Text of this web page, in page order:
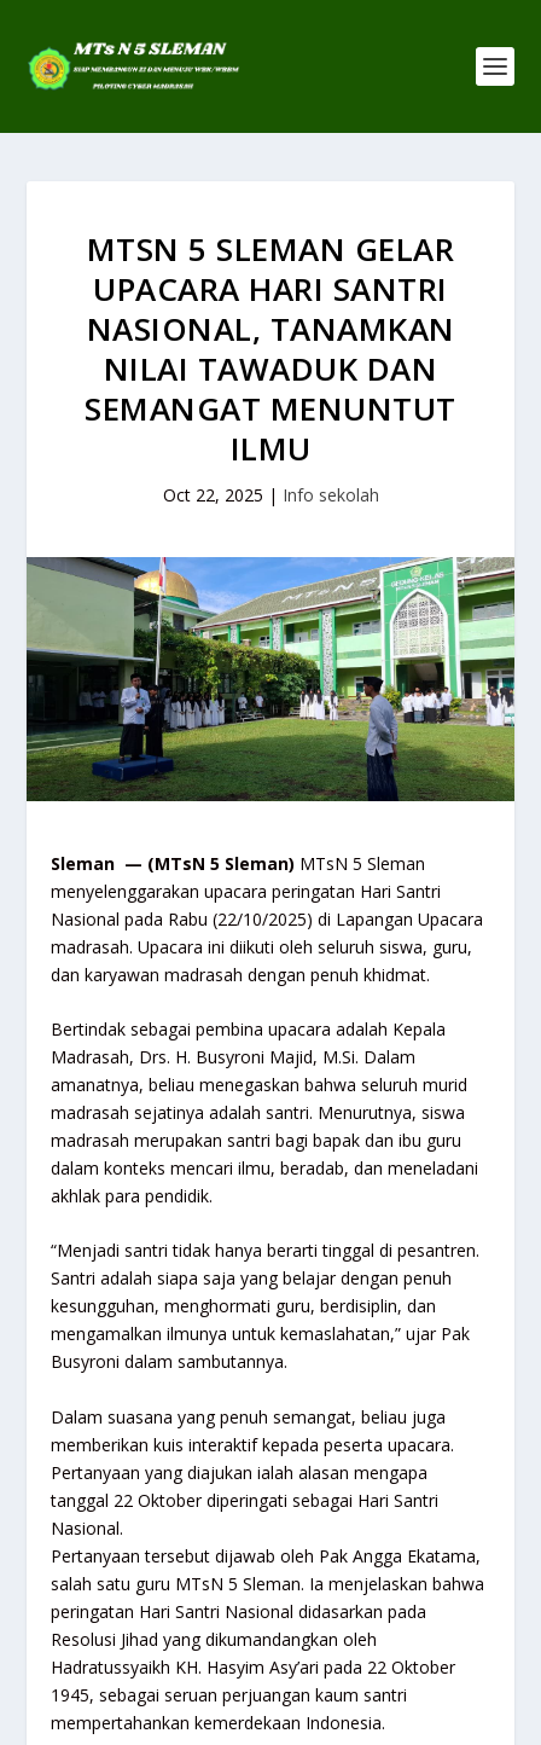
MTSN 5 SLEMAN GELAR
UPACARA HARI SANTRI
NASIONAL, TANAMKAN
NILAI TAWADUK DAN
SEMANGAT MENUNTUT
ILMU
Oct 22, 2025 | Info sekolah
Sleman — (MTsN 5 Sleman) MTsN 5 Sleman
menyelenggarakan upacara peringatan Hari Santri
Nasional pada Rabu (22/10/2025) di Lapangan Upacara
madrasah. Upacara ini diikuti oleh seluruh siswa, guru,
dan karyawan madrasah dengan penuh khidmat.
Bertindak sebagai pembina upacara adalah Kepala
Madrasah, Drs. H. Busyroni Majid, M.Si. Dalam
amanatnya, beliau menegaskan bahwa seluruh murid
madrasah sejatinya adalah santri. Menurutnya, siswa
madrasah merupakan santri bagi bapak dan ibu guru
dalam konteks mencari ilmu, beradab, dan meneladani
akhlak para pendidik.
“Menjadi santri tidak hanya berarti tinggal di pesantren.
Santri adalah siapa saja yang belajar dengan penuh
kesungguhan, menghormati guru, berdisiplin, dan
mengamalkan ilmunya untuk kemaslahatan,” ujar Pak
Busyroni dalam sambutannya.
Dalam suasana yang penuh semangat, beliau juga
memberikan kuis interaktif kepada peserta upacara.
Pertanyaan yang diajukan ialah alasan mengapa
tanggal 22 Oktober diperingati sebagai Hari Santri
Nasional.
Pertanyaan tersebut dijawab oleh Pak Angga Ekatama,
salah satu guru MTsN 5 Sleman. Ia menjelaskan bahwa
peringatan Hari Santri Nasional didasarkan pada
Resolusi Jihad yang dikumandangkan oleh
Hadratussyaikh KH. Hasyim Asy’ari pada 22 Oktober
1945, sebagai seruan perjuangan kaum santri
mempertahankan kemerdekaan Indonesia.